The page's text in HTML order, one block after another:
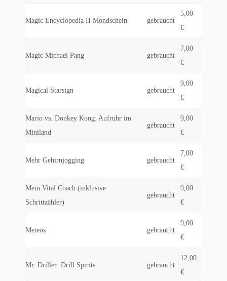
Magic Encyclopedia II Mondschein gebraucht
5,00
€
Magic Michael Pang gebraucht
7,00
€
Magical Starsign gebraucht
9,00
€
Mario vs. Donkey Kong: Aufruhr im
Miniland
gebraucht
9,00
€
Mehr Gehirnjogging gebraucht
7,00
€
Mein Vital Coach (inklusive
Schrittzähler)
gebraucht
9,00
€
Meteos gebraucht
9,00
€
Mr. Driller: Drill Spirits gebraucht
12,00
€